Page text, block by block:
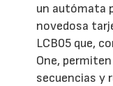
un autómata
novedosa
LCB05 que,
One,
secuencias y